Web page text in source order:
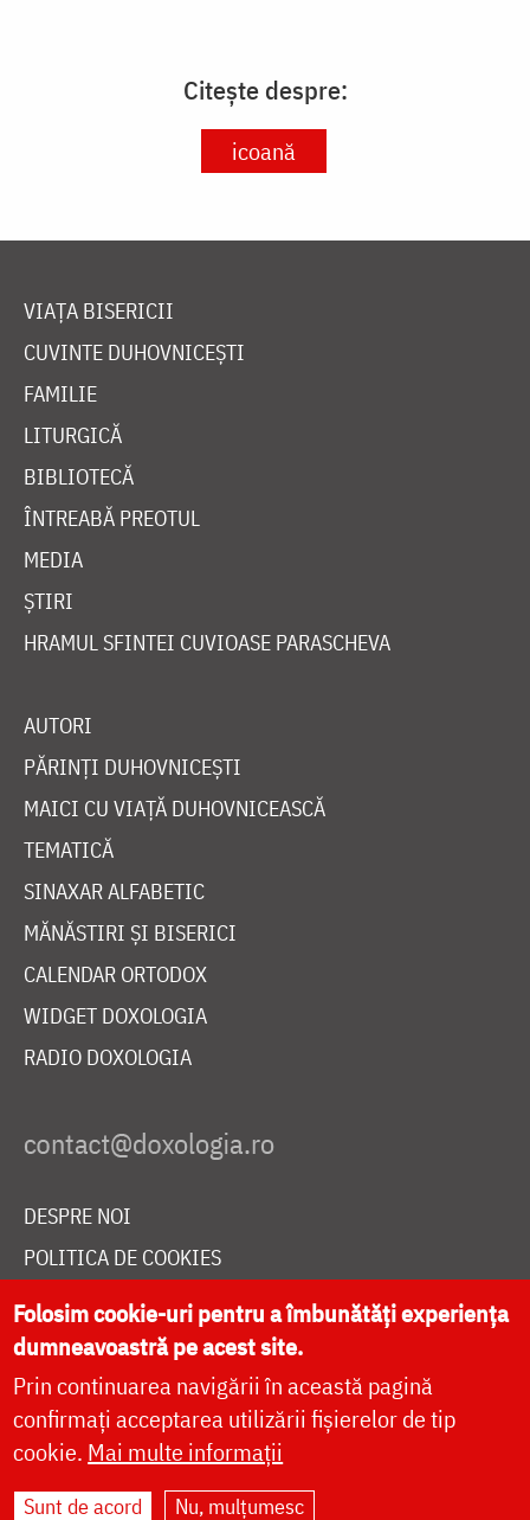
Citește despre:
icoană
VIAȚA BISERICII
CUVINTE DUHOVNICEȘTI
FAMILIE
LITURGICĂ
BIBLIOTECĂ
ÎNTREABĂ PREOTUL
MEDIA
ȘTIRI
HRAMUL SFINTEI CUVIOASE PARASCHEVA
AUTORI
PĂRINȚI DUHOVNICEȘTI
MAICI CU VIAȚĂ DUHOVNICEASCĂ
TEMATICĂ
SINAXAR ALFABETIC
MĂNĂSTIRI ȘI BISERICI
CALENDAR ORTODOX
WIDGET DOXOLOGIA
RADIO DOXOLOGIA
DESPRE NOI
POLITICA DE COOKIES
DONEAZĂ ONLINE PENTRU CATEDRALA NAȚIONALĂ
LIVE
Site dezvoltat deDOXOLOGIA MEDIA
Folosim cookie-uri pentru a îmbunătăți experiența
dumneavoastră pe acest site.
Prin continuarea navigării în această pagină
confirmați acceptarea utilizării fișierelor de tip
cookie. Mai multe informații
Sunt de acord Nu, mulțumesc